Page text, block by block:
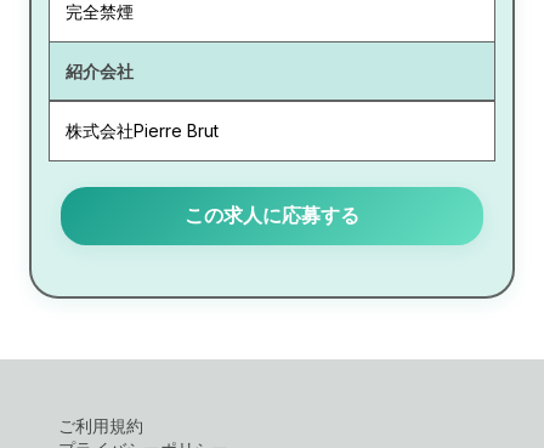
完全禁煙
紹介会社
株式会社Pierre Brut
この求人に応募する
ご利用規約